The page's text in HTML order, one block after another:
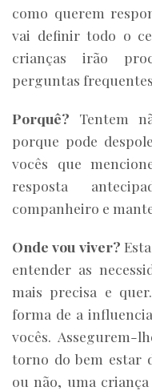
como querem
vai definir todo o
crianças irão
perguntas
Porquê? Tentem
porque pode
vocês que
resposta
companheiro e
Onde vou viver?
entender as
mais precisa e
forma de a
vocês. Assegurem-
torno do bem estar
ou não, uma